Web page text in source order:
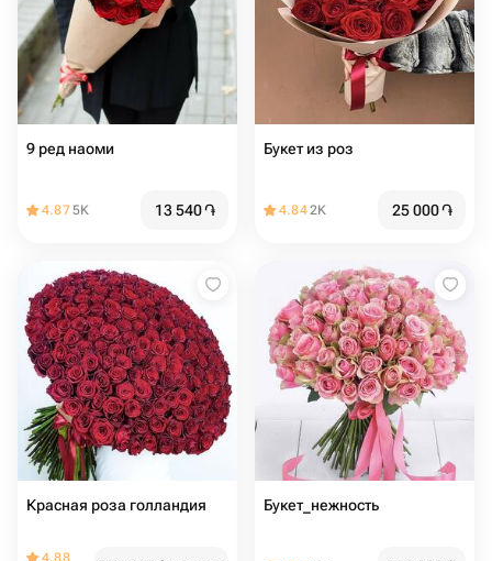
9 ред наоми
4.875K 13 540֏
Букет из роз
4.842K 25 000֏
Красная роза голландия
4.88
Букет_нежность